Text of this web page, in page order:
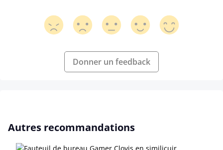
Donner un feedback
Ignorer la galerie de produits
Autres recommandations